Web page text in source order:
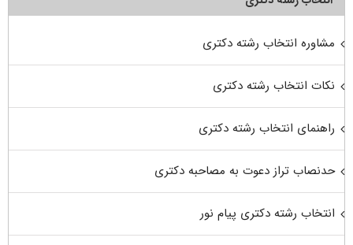
مشاوره انتخاب رشته دکتری
نکات انتخاب رشته دکتری
راهنمای انتخاب رشته دکتری
حدنصاب تراز دعوت به مصاحبه دکتری
انتخاب رشته دکتری پیام نور